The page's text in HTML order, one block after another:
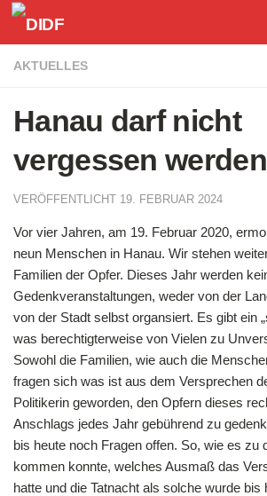
Unter dem Inhalt
AKTUELLES
Hanau darf nicht
vergessen werden
VERÖFFENTLICHT 19. FEBRUAR 2024
Vor vier Jahren, am 19. Februar 2020,
neun Menschen in Hanau. Wir stehen
Familien der Opfer. Dieses Jahr werden
Gedenkveranstaltungen, weder von der
von der Stadt selbst organsiert. Es gibt ein
was berechtigterweise von Vielen zu
Sowohl die Familien, wie auch die
fragen sich was ist aus dem Versprechen
Politikerin geworden, den Opfern dieses
Anschlags jedes Jahr gebührend zu
bis heute noch Fragen offen. So, wie es zu
kommen konnte, welches Ausmaß das
hatte und die Tatnacht als solche wurde bis